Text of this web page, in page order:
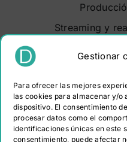
Gestionar
Para ofrecer las mejores
las cookies para almacenar y/o
dispositivo. El consentimiento
procesar datos como el
identificaciones únicas en este
consentimiento, puede afectar
Streaming y